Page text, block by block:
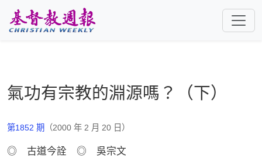
氣功有宗教的淵源嗎？（下）
第1852 期 （2000 年 2 月 20 日）
◎ 古道今詮 ◎ 吳宗文